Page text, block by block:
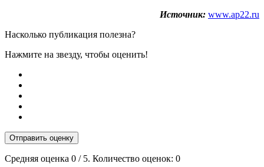
Источник: www.ap22.ru
Насколько публикация полезна?
Нажмите на звезду, чтобы оценить!
Отправить оценку
Средняя оценка 0 / 5. Количество оценок: 0